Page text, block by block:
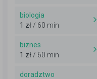
biologia
1 zł / 60 min
biznes
1 zł / 60 min
doradztwo